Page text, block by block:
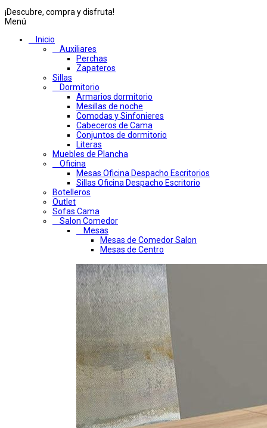
¡Descubre, compra y disfruta!
Menú
Inicio
Auxiliares
Perchas
Zapateros
Sillas
Dormitorio
Armarios dormitorio
Mesillas de noche
Comodas y Sinfonieres
Cabeceros de Cama
Conjuntos de dormitorio
Literas
Muebles de Plancha
Oficina
Mesas Oficina Despacho Escritorios
Sillas Oficina Despacho Escritorio
Botelleros
Outlet
Sofas Cama
Salon Comedor
Mesas
Mesas de Comedor Salon
Mesas de Centro